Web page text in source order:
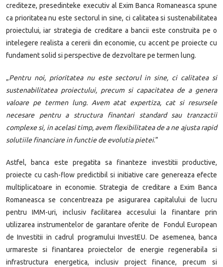
crediteze, presedinteke executiv al Exim Banca Romaneasca spune
ca prioritatea nu este sectorul in sine, ci calitatea si sustenabilitatea
proiectului, iar strategia de creditare a bancii este construita pe o
intelegere realista a cererii din economie, cu accent pe proiecte cu
fundament solid si perspective de dezvoltare pe termen lung.
„Pentru noi, prioritatea nu este sectorul in sine, ci calitatea si
sustenabilitatea proiectului, precum si capacitatea de a genera
valoare pe termen lung. Avem atat expertiza, cat si resursele
necesare pentru a structura finantari standard sau tranzactii
complexe si, in acelasi timp, avem flexibilitatea de a ne ajusta rapid
solutiile financiare in functie de evolutia pietei.”
Astfel, banca este pregatita sa finanteze investitii productive,
proiecte cu cash-flow predictibil si initiative care genereaza efecte
multiplicatoare in economie. Strategia de creditare a Exim Banca
Romaneasca se concentreaza pe asigurarea capitalului de lucru
pentru IMM-uri, inclusiv facilitarea accesului la finantare prin
utilizarea instrumentelor de garantare oferite de Fondul European
de Investitii in cadrul programului InvestEU. De asemenea, banca
urmareste si finantarea proiectelor de energie regenerabila si
infrastructura energetica, inclusiv project finance, precum si